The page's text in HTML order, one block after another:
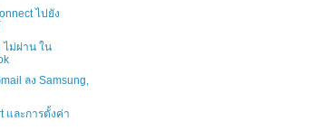
ไปยัง
ไม่ผ่าน ใน
ลง Samsung,
และการตั้งค่า